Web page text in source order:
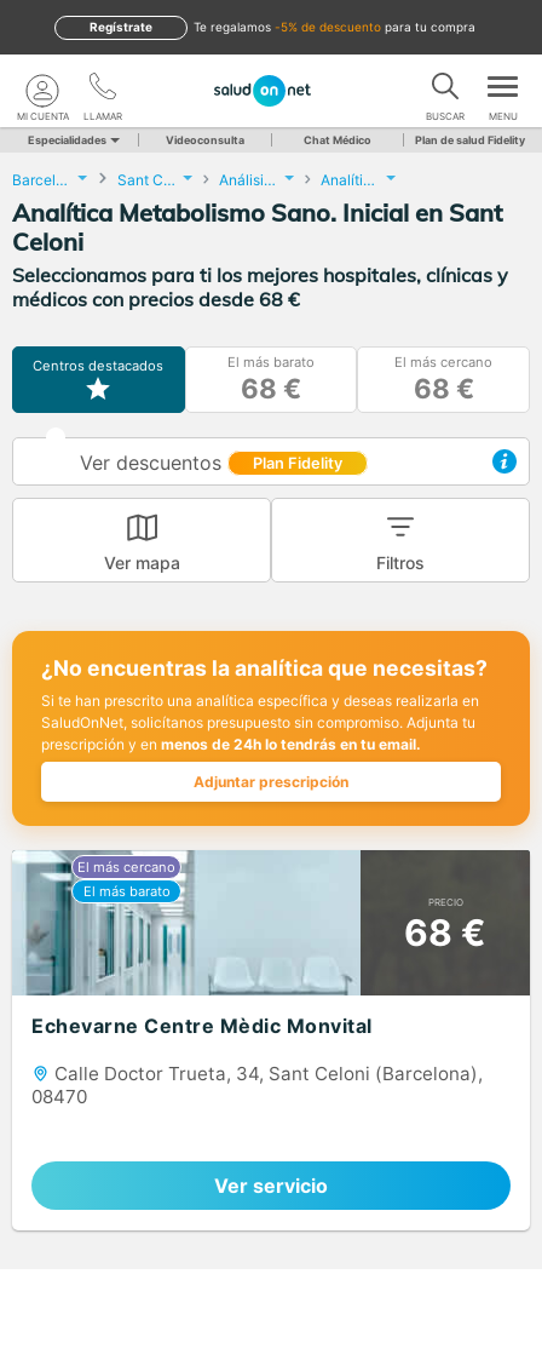
te regalamos -5% de descuento para tu compra
Regístrate
LLAMAR
MI CUENTA BUSCAR MENU
Especialidades Videoconsulta Chat Médico Plan de salud Fidelity
Barcelona Sant Celoni Análisis Clínicos Analítica Metabolismo Sano. Inicial
Analítica Metabolismo Sano. Inicial en Sant
Celoni
Seleccionamos para ti los mejores hospitales, clínicas y
médicos con precios desde 68 €
Centros destacados El más barato
68 €
El más cercano
68 €
Ver descuentos Plan Fidelity
Ver mapa Filtros
¿No encuentras la analítica que necesitas?
Si te han prescrito una analítica específica y deseas realizarla en
SaludOnNet, solicítanos presupuesto sin compromiso. Adjunta tu
prescripción y en menos de 24h lo tendrás en tu email.
Adjuntar prescripción
PRECIO
68 €
Echevarne Centre Mèdic Monvital
Calle Doctor Trueta, 34, Sant Celoni (Barcelona),
08470
Ver servicio